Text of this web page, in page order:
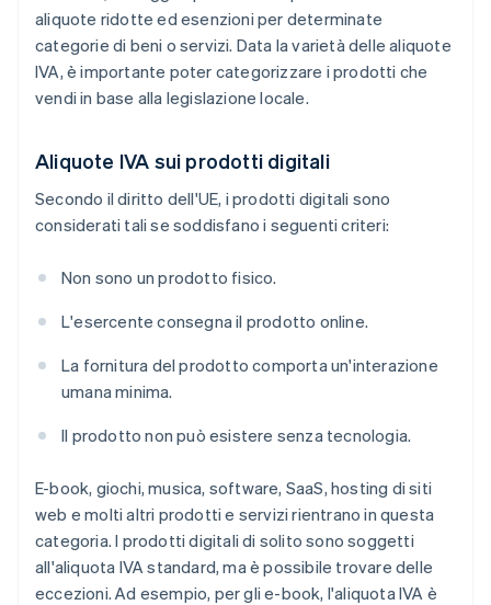
aliquote ridotte ed esenzioni per determinate
categorie di beni o servizi. Data la varietà delle aliquote
IVA, è importante poter categorizzare i prodotti che
vendi in base alla legislazione locale.
Aliquote IVA sui prodotti digitali
Secondo il diritto dell'UE, i prodotti digitali sono
considerati tali se soddisfano i seguenti criteri:
Non sono un prodotto fisico.
L'esercente consegna il prodotto online.
La fornitura del prodotto comporta un'interazione
umana minima.
Il prodotto non può esistere senza tecnologia.
E-book, giochi, musica, software, SaaS, hosting di siti
web e molti altri prodotti e servizi rientrano in questa
categoria. I prodotti digitali di solito sono soggetti
all'aliquota IVA standard, ma è possibile trovare delle
eccezioni. Ad esempio, per gli e-book, l'aliquota IVA è